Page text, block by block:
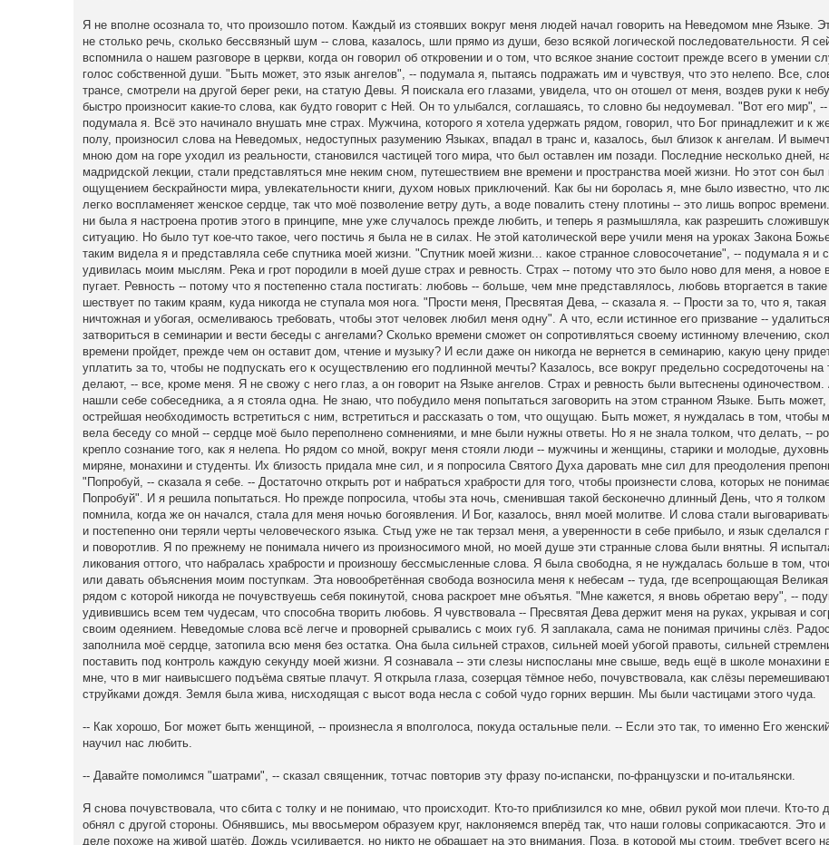
Я не вполне осознала то, что произошло потом. Каждый из стоявших вокруг меня людей начал говорить на Неведомом мне Языке.
не столько речь, сколько бессвязный шум -- слова, казалось, шли прямо из души, безо всякой логической последовательности. Я
вспомнила о нашем разговоре в церкви, когда он говорил об откровении и о том, что всякое знание состоит прежде всего в умении
голос собственной души. "Быть может, это язык ангелов", -- подумала я, пытаясь подражать им и чувствуя, что это нелепо. Все,
трансе, смотрели на другой берег реки, на статую Девы. Я поискала его глазами, увидела, что он отошел от меня, воздев руки к
быстро произносит какие-то слова, как будто говорит с Ней. Он то улыбался, соглашаясь, то словно бы недоумевал. "Вот его мир", --
подумала я. Всё это начинало внушать мне страх. Мужчина, которого я хотела удержать рядом, говорил, что Бог принадлежит и к
полу, произносил слова на Неведомых, недоступных разумению Языках, впадал в транс и, казалось, был близок к ангелам. И
мною дом на горе уходил из реальности, становился частицей того мира, что был оставлен им позади. Последние несколько дней,
мадридской лекции, стали представляться мне неким сном, путешествием вне времени и пространства моей жизни. Но этот сон был
ощущением бескрайности мира, увлекательности книги, духом новых приключений. Как бы ни боролась я, мне было известно, что
легко воспламеняет женское сердце, так что моё позволение ветру дуть, а воде повалить стену плотины -- это лишь вопрос
ни была я настроена против этого в принципе, мне уже случалось прежде любить, и теперь я размышляла, как разрешить
ситуацию. Но было тут кое-что такое, чего постичь я была не в силах. Не этой католической вере учили меня на уроках Закона
таким видела я и представляла себе спутника моей жизни. "Спутник моей жизни... какое странное словосочетание", -- подумала я и
удивилась моим мыслям. Река и грот породили в моей душе страх и ревность. Страх -- потому что это было ново для меня, а новое
пугает. Ревность -- потому что я постепенно стала постигать: любовь -- больше, чем мне представлялось, любовь вторгается в
шествует по таким краям, куда никогда не ступала моя нога. "Прости меня, Пресвятая Дева, -- сказала я. -- Прости за то, что я, такая
ничтожная и убогая, осмеливаюсь требовать, чтобы этот человек любил меня одну". А что, если истинное его призвание --
затвориться в семинарии и вести беседы с ангелами? Сколько времени сможет он сопротивляться своему истинному влечению,
времени пройдет, прежде чем он оставит дом, чтение и музыку? И если даже он никогда не вернется в семинарию, какую цену
уплатить за то, чтобы не подпускать его к осуществлению его подлинной мечты? Казалось, все вокруг предельно сосредоточены на
делают, -- все, кроме меня. Я не свожу с него глаз, а он говорит на Языке ангелов. Страх и ревность были вытеснены одиночеством.
нашли себе собеседника, а я стояла одна. Не знаю, что побудило меня попытаться заговорить на этом странном Языке. Быть может,
острейшая необходимость встретиться с ним, встретиться и рассказать о том, что ощущаю. Быть может, я нуждалась в том, чтобы
вела беседу со мной -- сердце моё было переполнено сомнениями, и мне были нужны ответы. Но я не знала толком, что делать, --
крепло сознание того, как я нелепа. Но рядом со мной, вокруг меня стояли люди -- мужчины и женщины, старики и молодые,
миряне, монахини и студенты. Их близость придала мне сил, и я попросила Святого Духа даровать мне сил для преодоления
"Попробуй, -- сказала я себе. -- Достаточно открыть рот и набраться храбрости для того, чтобы произнести слова, которых не
Попробуй". И я решила попытаться. Но прежде попросила, чтобы эта ночь, сменившая такой бесконечно длинный День, что я толком
помнила, когда же он начался, стала для меня ночью богоявления. И Бог, казалось, внял моей молитве. И слова стали
и постепенно они теряли черты человеческого языка. Стыд уже не так терзал меня, а уверенности в себе прибыло, и язык сделался
и поворотлив. Я по прежнему не понимала ничего из произносимого мной, но моей душе эти странные слова были внятны. Я
ликования оттого, что набралась храбрости и произношу бессмысленные слова. Я была свободна, я не нуждалась больше в том,
или давать объяснения моим поступкам. Эта новообретённая свобода возносила меня к небесам -- туда, где всепрощающая
рядом с которой никогда не почувствуешь себя покинутой, снова раскроет мне объятья. "Мне кажется, я вновь обретаю веру", --
удивившись всем тем чудесам, что способна творить любовь. Я чувствовала -- Пресвятая Дева держит меня на руках, укрывая и
своим одеянием. Неведомые слова всё легче и проворней срывались с моих губ. Я заплакала, сама не понимая причины слёз.
заполнила моё сердце, затопила всю меня без остатка. Она была сильней страхов, сильней моей убогой правоты, сильней
поставить под контроль каждую секунду моей жизни. Я сознавала -- эти слезы ниспосланы мне свыше, ведь ещё в школе монахини
мне, что в миг наивысшего подъёма святые плачут. Я открыла глаза, созерцая тёмное небо, почувствовала, как слёзы
струйками дождя. Земля была жива, нисходящая с высот вода несла с собой чудо горних вершин. Мы были частицами этого чуда.
-- Как хорошо, Бог может быть женщиной, -- произнесла я вполголоса, покуда остальные пели. -- Если это так, то именно Его
научил нас любить.
-- Давайте помолимся "шатрами", -- сказал священник, тотчас повторив эту фразу по-испански, по-французски и по-итальянски.
Я снова почувствовала, что сбита с толку и не понимаю, что происходит. Кто-то приблизился ко мне, обвил рукой мои плечи. Кто-то
обнял с другой стороны. Обнявшись, мы ввосьмером образуем круг, наклоняемся вперёд так, что наши головы соприкасаются. Это
деле похоже на живой шатёр. Дождь усиливается, но никто не обращает на это внимания. Поза, в которой мы стоим, требует всего